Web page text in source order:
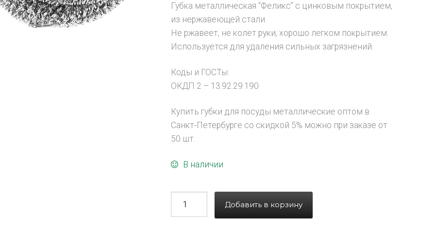
Губка металлическая “Феликс” с цинковым покрытием,
из нержавеющей стали.
Не ржавеет, не колет руки, хорошо легком покрытием.
Используется для удаления сильных загрязнений.
Коды и ГОСТы:
ОКДП 2 – 13.92.29.190
Купить губки для посуды металлические оптом в
Санкт-Петербурге со скидкой 5% можно при заказе от
50 шт.
В наличии
Добавить в корзину